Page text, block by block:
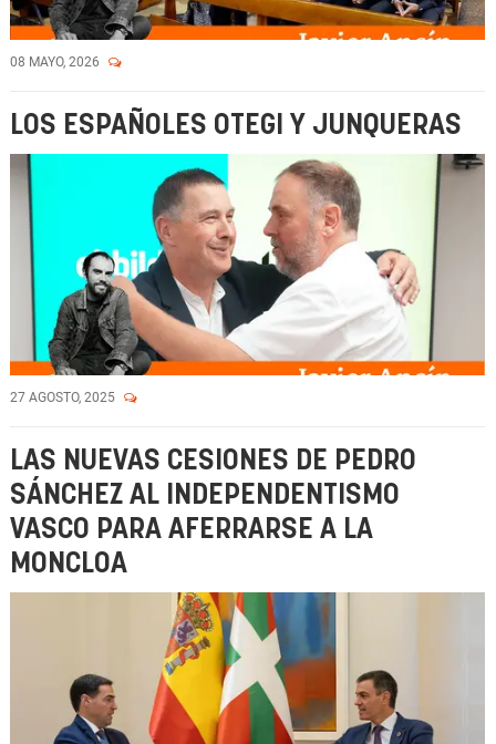
08 MAYO, 2026
LOS ESPAÑOLES OTEGI Y JUNQUERAS
27 AGOSTO, 2025
LAS NUEVAS CESIONES DE PEDRO
SÁNCHEZ AL INDEPENDENTISMO
VASCO PARA AFERRARSE A LA
MONCLOA